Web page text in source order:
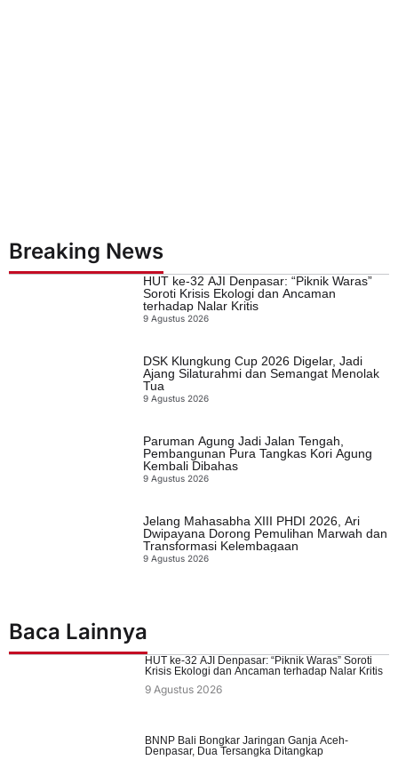
Breaking News
HUT ke-32 AJI Denpasar: “Piknik Waras”
Soroti Krisis Ekologi dan Ancaman
terhadap Nalar Kritis
9 Agustus 2026
DSK Klungkung Cup 2026 Digelar, Jadi
Ajang Silaturahmi dan Semangat Menolak
Tua
9 Agustus 2026
Paruman Agung Jadi Jalan Tengah,
Pembangunan Pura Tangkas Kori Agung
Kembali Dibahas
9 Agustus 2026
Jelang Mahasabha XIII PHDI 2026, Ari
Dwipayana Dorong Pemulihan Marwah dan
Transformasi Kelembagaan
9 Agustus 2026
Baca Lainnya
HUT ke-32 AJI Denpasar: “Piknik Waras” Soroti
Krisis Ekologi dan Ancaman terhadap Nalar Kritis
9 Agustus 2026
BNNP Bali Bongkar Jaringan Ganja Aceh-
Denpasar, Dua Tersangka Ditangkap